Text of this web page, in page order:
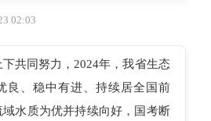
02:03
共同努力，2024年，我省生态
良、稳中有进、持续居全国前
水质为优并持续向好，国考断